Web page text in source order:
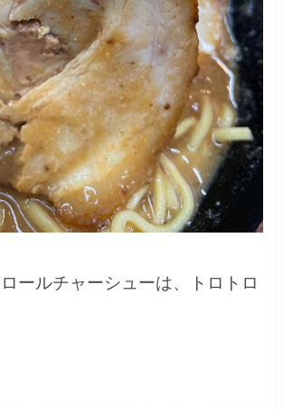
ールチャーシューは、トロトロ